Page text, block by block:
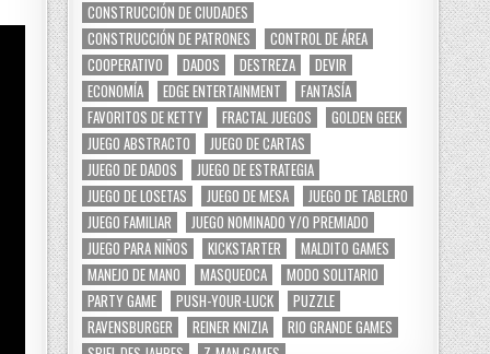
CONSTRUCCIÓN DE CIUDADES
CONSTRUCCIÓN DE PATRONES
CONTROL DE ÁREA
COOPERATIVO
DADOS DESTREZA
DEVIR
ECONOMÍA
EDGE ENTERTAINMENT
FANTASÍA
FAVORITOS DE KETTY
FRACTAL JUEGOS
GOLDEN GEEK
JUEGO ABSTRACTO
JUEGO DE CARTAS
JUEGO DE DADOS
JUEGO DE ESTRATEGIA
JUEGO DE LOSETAS
JUEGO DE MESA
JUEGO DE TABLERO
JUEGO FAMILIAR
JUEGO NOMINADO Y/O PREMIADO
JUEGO PARA NIÑOS
KICKSTARTER
MALDITO GAMES
MANEJO DE MANO
MASQUEOCA
MODO SOLITARIO
PARTY GAME
PUSH-YOUR-LUCK
PUZZLE
RAVENSBURGER
REINER KNIZIA
RIO GRANDE GAMES